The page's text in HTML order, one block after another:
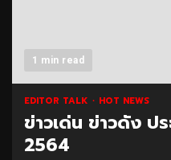
1 min read
EDITOR TALK HOT NEWS
ข่าวเด่น ข่าวดัง ป
2564